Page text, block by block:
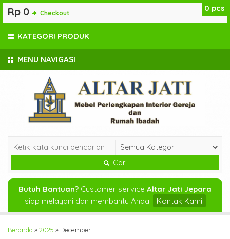
MENU NAVIGASI
Cari
Butuh Bantuan? Customer service Altar Jati Jepara
siap melayani dan membantu Anda.
Kontak Kami
Beranda »2025 » December
0 pcs
Rp 0 Checkout
KATEGORI PRODUK